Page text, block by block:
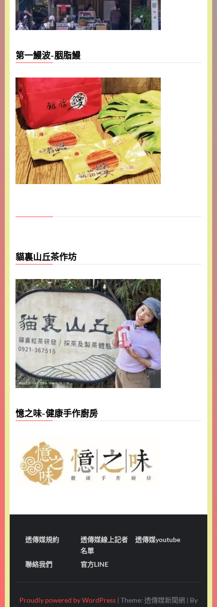
第一鰻波-胭脂鰻
貓裏山丘茶作坊
憶之味-健康手作廚房
透傳媒規約
透傳媒線上記者
名單
透傳媒youtube
聯絡我們 官方LINE
Proudly powered by WordPress | Theme: 透傳媒新聞網 | By